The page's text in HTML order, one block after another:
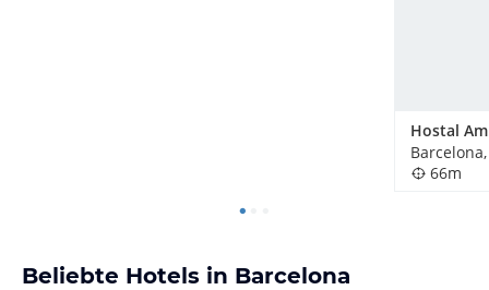
Hostal
66m
Beliebte Hotels in Barcelona